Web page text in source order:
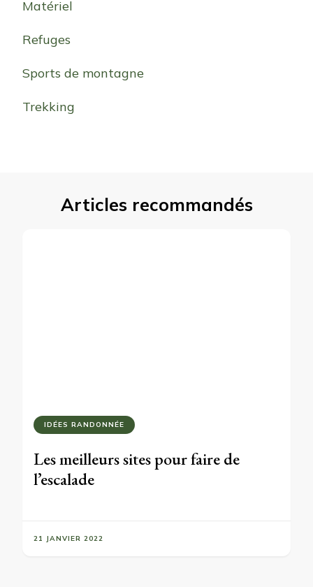
Matériel
Refuges
Sports de montagne
Trekking
Articles recommandés
IDÉES RANDONNÉE
Les meilleurs sites pour faire de
l’escalade
21 JANVIER 2022